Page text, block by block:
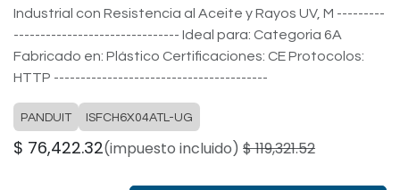
Industrial con Resistencia al Aceite y Rayos UV, M ---------
------------------------------- Ideal para: Categoria 6A
Fabricado en: Plástico Certificaciones: CE Protocolos:
HTTP ----------------------------------------
PANDUIT ISFCH6X04ATL-UG
$ 76,422.32(impuesto incluido) $119,321.52